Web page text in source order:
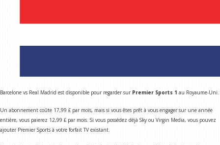
Barcelone vs Real Madrid est disponible pour regarder sur Premier Sports 1 au Royaume-Uni.
Un abonnement coûte 17,99 £ par mois, mais si vous êtes prêt à vous engager sur une année
entière, vous paierez 12,99 £ par mois. Si vous possédez déjà Sky ou Virgin Media, vous pouvez
ajouter Premier Sports à votre forfait TV existant.